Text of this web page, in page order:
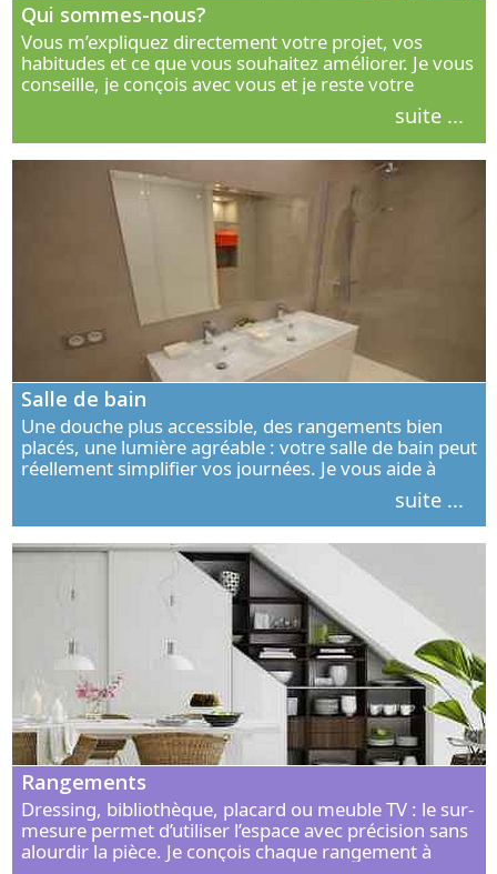
Qui sommes-nous?
Vous m’expliquez directement votre projet, vos
habitudes et ce que vous souhaitez améliorer. Je vous
conseille, je conçois avec vous et je reste votre
interlocuteur principal. Découvrez ma façon de vous
suite ...
Salle de bain
Une douche plus accessible, des rangements bien
placés, une lumière agréable : votre salle de bain peut
réellement simplifier vos journées. Je vous aide à
concevoir un espace élégant, confortable et adapté à
suite ...
Rangements
Dressing, bibliothèque, placard ou meuble TV : le sur-
mesure permet d’utiliser l’espace avec précision sans
alourdir la pièce. Je conçois chaque rangement à